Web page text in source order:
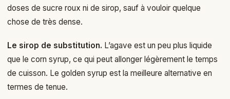
doses de sucre roux ni de sirop, sauf à vouloir quelque
chose de très dense.
Le sirop de substitution. L’agave est un peu plus liquide
que le corn syrup, ce qui peut allonger légèrement le temps
de cuisson. Le golden syrup est la meilleure alternative en
termes de tenue.